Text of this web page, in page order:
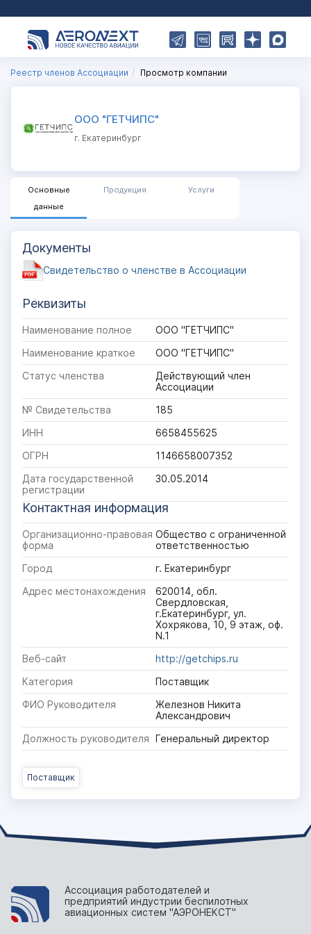
Реестр членов Ассоциации Просмотр компании
ООО "ГЕТЧИПС"
г. Екатеринбург
Основные
данные
Продукция Услуги
Документы
Свидетельство о членстве в Ассоциации
Реквизиты
Наименование полное
ООО "ГЕТЧИПС"
Наименование краткое
ООО "ГЕТЧИПС"
Статус членства
Действующий член
Ассоциации
№ Свидетельства
185
ИНН
6658455625
ОГРН
1146658007352
Дата государственной
регистрации
30.05.2014
Контактная информация
Организационно-правовая
форма
Общество с ограниченной
ответственностью
Город
г. Екатеринбург
Адрес местонахождения
620014, обл.
Свердловская,
г.Екатеринбург, ул.
Хохрякова, 10, 9 этаж, оф.
N.1
Веб-сайт
http://getchips.ru
Категория
Поставщик
ФИО Руководителя
Железнов Никита
Александрович
Должность руководителя Генеральный директор
Поставщик
Ассоциация работодателей и
предприятий индустрии беспилотных
авиационных систем "АЭРОНЕКСТ"